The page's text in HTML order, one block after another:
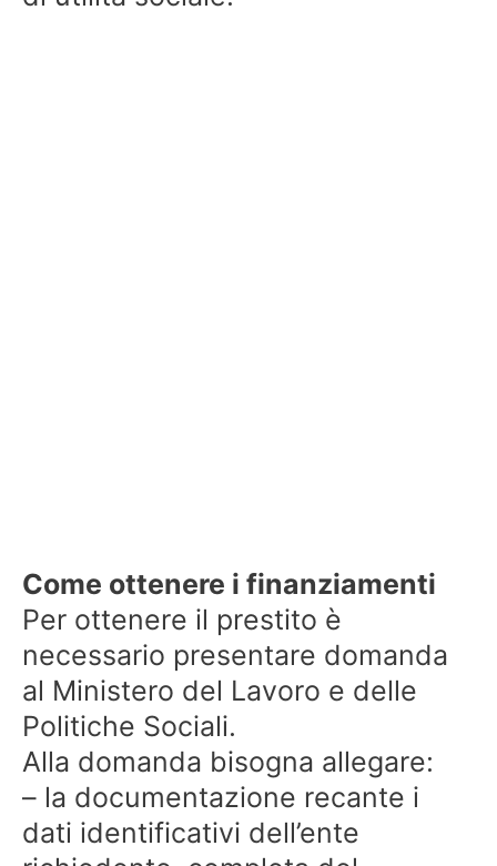
Come ottenere i finanziamenti
Per ottenere il prestito è
necessario presentare domanda
al Ministero del Lavoro e delle
Politiche Sociali.
Alla domanda bisogna allegare:
– la documentazione recante i
dati identificativi dell’ente